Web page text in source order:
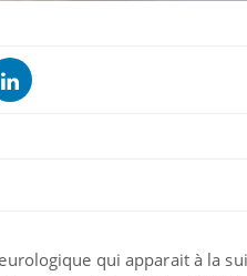
qui apparait à la